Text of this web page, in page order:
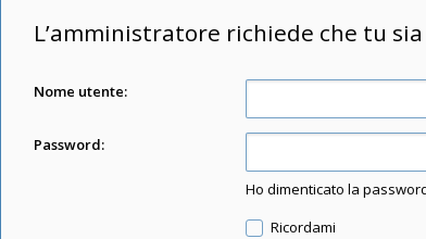
L’amministratore richiede che tu
Nome utente:
Password:
Ho dimenticato la
Ricordami